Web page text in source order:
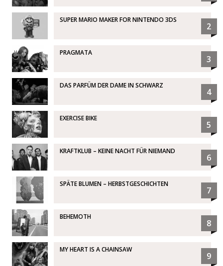
SUPER MARIO MAKER FOR NINTENDO 3DS
2
PRAGMATA
3
DAS PARFÜM DER DAME IN SCHWARZ
4
EXERCISE BIKE
5
KRAFTKLUB – KEINE NACHT FÜR NIEMAND
6
SPÄTE BLUMEN – HERBSTGESCHICHTEN
7
BEHEMOTH
8
MY HEART IS A CHAINSAW
9